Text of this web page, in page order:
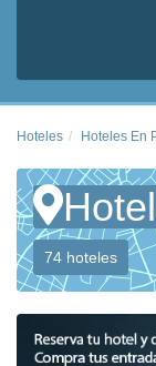
Hoteles Hoteles En
74 hoteles